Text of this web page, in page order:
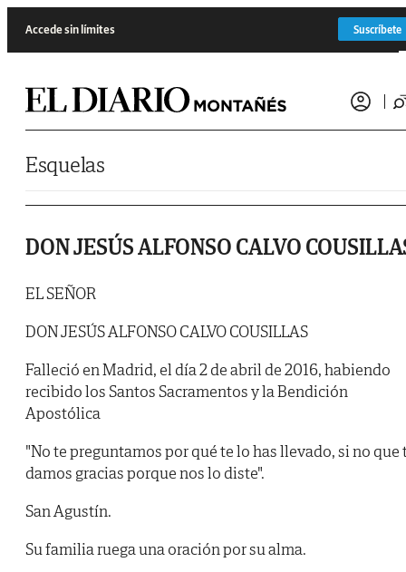
Accede sin límites Suscríbete
Esquelas
DON JESÚS ALFONSO CALVO
EL SEÑOR
DON JESÚS ALFONSO CALVO COUSILLAS
Falleció en Madrid, el día 2 de abril de 2016, habiendo
recibido los Santos Sacramentos y la Bendición
Apostólica
"No te preguntamos por qué te lo has llevado, si no que
damos gracias porque nos lo diste".
San Agustín.
Su familia ruega una oración por su alma.